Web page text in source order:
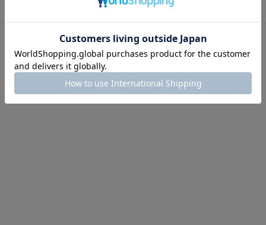
このアイテムを見た人はこの商品もチェックしています